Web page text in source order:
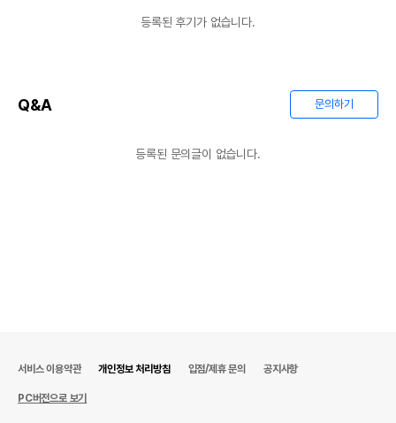
등록된 후기가 없습니다.
Q&A 문의하기
등록된 문의글이 없습니다.
서비스 이용약관 개인정보 처리방침 입점/제휴 문의 공지사항
PC버전으로 보기